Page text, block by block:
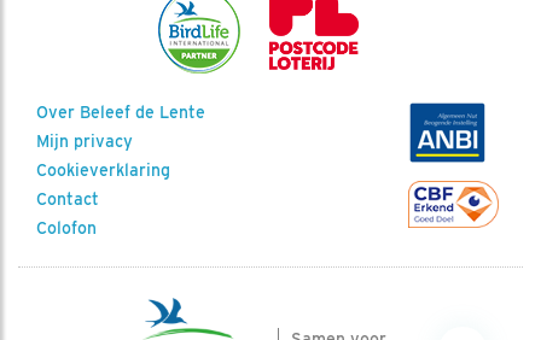
Over Beleef de Lente
Mijn privacy
Cookieverklaring
Contact
Colofon